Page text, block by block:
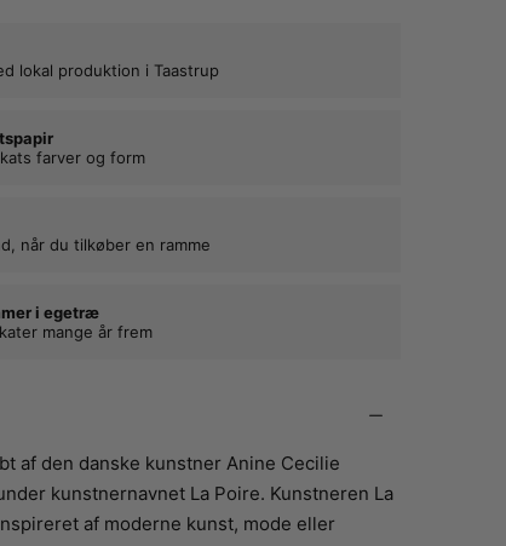
lokal produktion i Taastrup
farver og form
når du tilkøber en ramme
i egetræ
mange år frem
af den danske kunstner Anine Cecilie
kunstnernavnet La Poire. Kunstneren La
af moderne kunst, mode eller